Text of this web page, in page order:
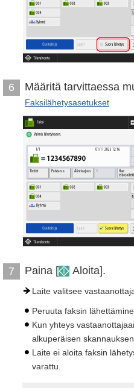
6 Määritä tarvittaessa
Faksilähetysasetukset
7 Paina [ Aloita].
Laite valitsee
Peruuta faksin
Kun yhteys
alkuperäisen
Laite ei aloita faksin
varattu.